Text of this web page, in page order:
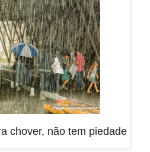
chover, não tem piedade